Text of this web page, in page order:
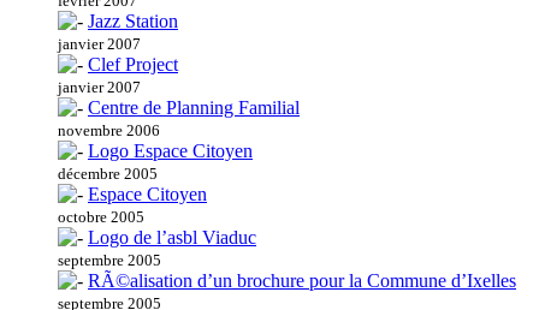
Jazz Station
janvier 2007
Clef Project
janvier 2007
Centre de Planning Familial
novembre 2006
Logo Espace Citoyen
décembre 2005
Espace Citoyen
octobre 2005
Logo de l’asbl Viaduc
septembre 2005
RÃ©alisation d’un brochure pour la Commune d’Ixelles
septembre 2005